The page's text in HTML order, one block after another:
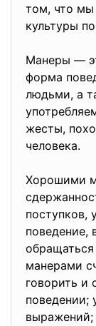
том, что мы
культуры
Манеры —
форма
людьми, а
жесты,
человека.
Хорошими
поступков,
поведение,
манерами
говорить и
поведении;
выражений;